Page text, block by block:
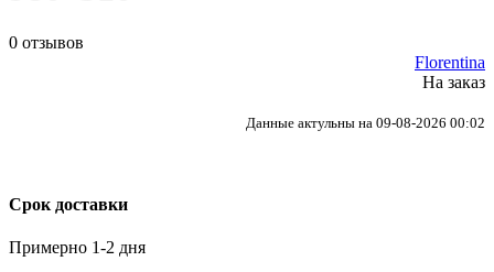
0 отзывов
Florentina
На заказ
Данные актульны на 09-08-2026 00:02
Срок доставки
Примерно 1-2 дня